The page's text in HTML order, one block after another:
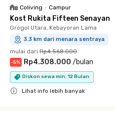
Coliving • Campur
Kost Rukita Fifteen Senayan
Grogol Utara, Kebayoran Lama
3.3 km dari menara sentraya
mulai dari Rp4.568.000
-5% Rp4.308.000 /bulan
Diskon sewa min. 12 Bulan
Lihat info lebih banyak